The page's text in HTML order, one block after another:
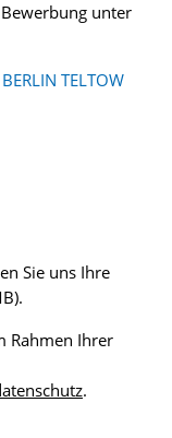
unter
TELTOW
Sie uns Ihre
Rahmen Ihrer
.